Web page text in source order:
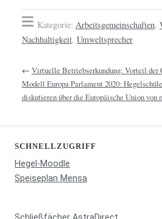
Kategorie: Arbeitsgemeinschaften,
Nachhaltigkeit, Umweltsprecher
← Virtuelle Betriebserkundung: Vorteil der
Modell Europa Parlament 2020:
diskutieren über die Europäische Union von
SCHNELLZUGRIFF
Hegel-Moodle
Speiseplan Mensa